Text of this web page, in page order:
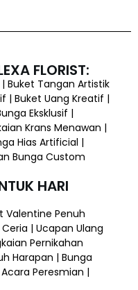
FLORIST:
Buket Tangan Artistik
| Buket Uang Kreatif |
Eksklusif |
Krans Menawan |
Hias Artificial |
Bunga Custom
HARI
Valentine Penuh
| Ucapan Ulang
Pernikahan
Harapan | Bunga
Peresmian |